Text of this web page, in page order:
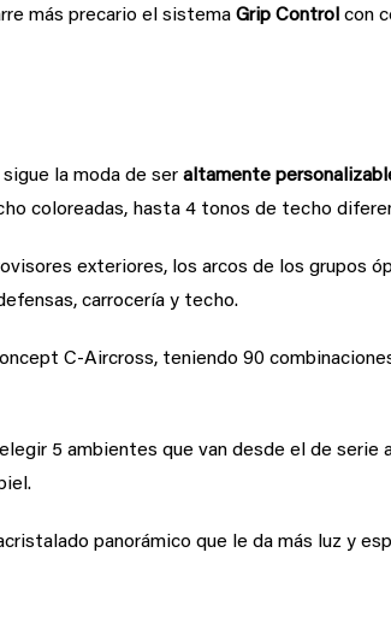
más precario el sistema Grip Control con
sigue la moda de ser altamente
coloreadas, hasta 4 tonos de techo
exteriores, los arcos de los grupos
carrocería y techo.
C-Aircross, teniendo 90
5 ambientes que van desde el de
panorámico que le da más luz y